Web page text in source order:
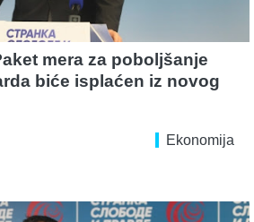
mera za poboljšanje
biće isplaćen iz novog
Ekonomija